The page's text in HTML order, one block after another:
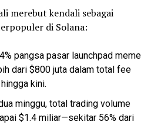
merebut kendali sebagai
di Solana:
pangsa pasar launchpad meme
dari $800 juta dalam total fee
kini.
minggu, total trading volume
$1.4 miliar—sekitar 56% dari